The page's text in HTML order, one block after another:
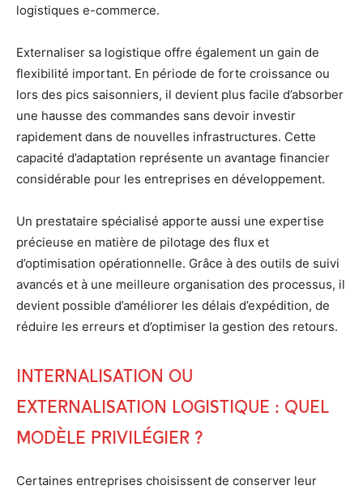
logistiques e-commerce.
Externaliser sa logistique offre également un gain de
flexibilité important. En période de forte croissance ou
lors des pics saisonniers, il devient plus facile d’absorber
une hausse des commandes sans devoir investir
rapidement dans de nouvelles infrastructures. Cette
capacité d’adaptation représente un avantage financier
considérable pour les entreprises en développement.
Un prestataire spécialisé apporte aussi une expertise
précieuse en matière de pilotage des flux et
d’optimisation opérationnelle. Grâce à des outils de suivi
avancés et à une meilleure organisation des processus, il
devient possible d’améliorer les délais d’expédition, de
réduire les erreurs et d’optimiser la gestion des retours.
Internalisation ou
externalisation logistique : quel
modèle privilégier ?
Certaines entreprises choisissent de conserver leur